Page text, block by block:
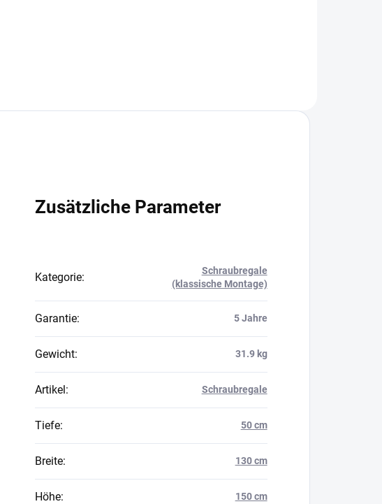
Zusätzliche Parameter
Kategorie:
Schraubregale
(klassische Montage)
Garantie: 5 Jahre
Gewicht: 31.9 kg
Artikel: Schraubregale
Tiefe: 50 cm
Breite: 130 cm
Höhe: 150 cm